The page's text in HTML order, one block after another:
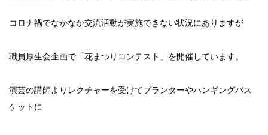
コロナ禍でなかなか交流活動が実施できない状況にありますが
職員厚生会企画で「花まつりコンテスト」を開催しています。
演芸の講師よりレクチャーを受けてプランターやハンギングバス
ケットに